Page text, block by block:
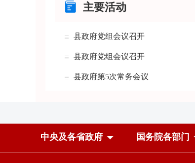
主要活动
县政府党组会议召开
县政府党组会议召开
县政府第5次常务会议
中央及各省政府 国务院各部门